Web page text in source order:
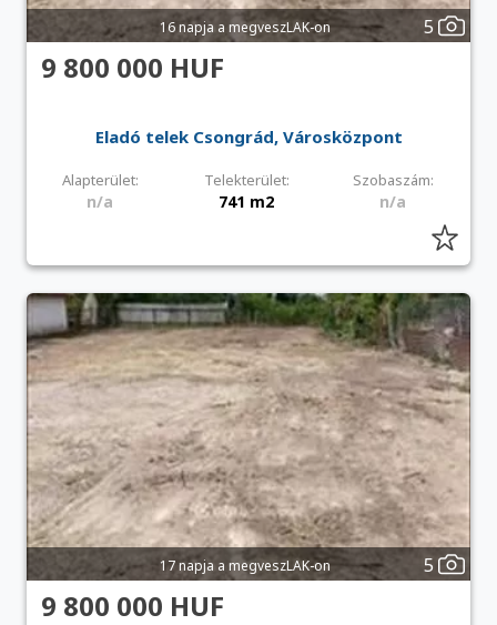
16 napja a megveszLAK-on 5
9 800 000 HUF
Eladó telek Csongrád, Városközpont
Alapterület: Telekterület: Szobaszám:
n/a 741 m2 n/a
17 napja a megveszLAK-on 5
9 800 000 HUF